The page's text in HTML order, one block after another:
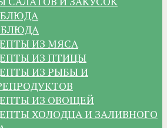
ИЗ МЯСА
ИЗ ПТИЦЫ
ИЗ РЫБЫ И
ИЗ ОВОЩЕЙ
ХОЛОДЦА И ЗАЛИВНОГО